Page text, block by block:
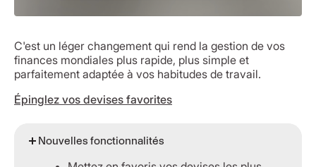
C'est un léger changement qui rend la gestion de vos
finances mondiales plus rapide, plus simple et
parfaitement adaptée à vos habitudes de travail.
Épinglez vos devises favorites
Nouvelles fonctionnalités